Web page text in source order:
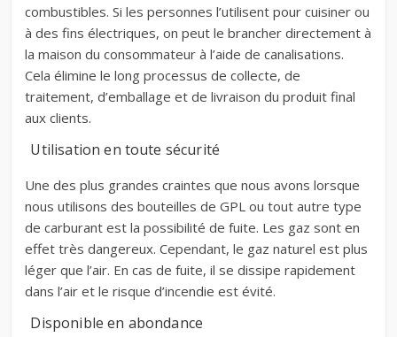
combustibles. Si les personnes l’utilisent pour cuisiner ou
à des fins électriques, on peut le brancher directement à
la maison du consommateur à l’aide de canalisations.
Cela élimine le long processus de collecte, de
traitement, d’emballage et de livraison du produit final
aux clients.
Utilisation en toute sécurité
Une des plus grandes craintes que nous avons lorsque
nous utilisons des bouteilles de GPL ou tout autre type
de carburant est la possibilité de fuite. Les gaz sont en
effet très dangereux. Cependant, le gaz naturel est plus
léger que l’air. En cas de fuite, il se dissipe rapidement
dans l’air et le risque d’incendie est évité.
Disponible en abondance